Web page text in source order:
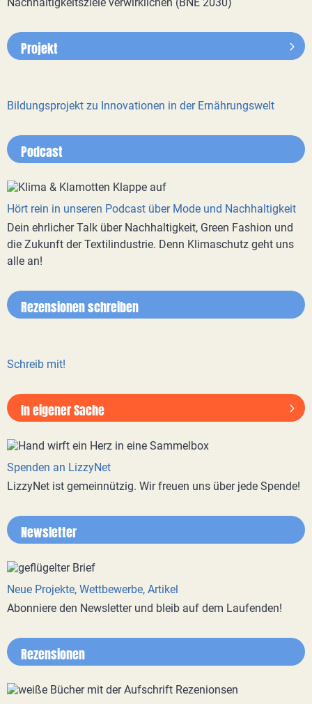
Projekt
Bildungsprojekt zu Innovationen in der Ernährungswelt
Podcast
Hört rein in unseren Podcast über Mode und Nachhaltigkeit
Dein ehrlicher Talk über Nachhaltigkeit, Green Fashion und
die Zukunft der Textilindustrie. Denn Klimaschutz geht uns
alle an!
Rezensionen schreiben
Schreib mit!
In eigener Sache
Spenden an LizzyNet
LizzyNet ist gemeinnützig. Wir freuen uns über jede Spende!
Newsletter
Neue Projekte, Wettbewerbe, Artikel
Abonniere den Newsletter und bleib auf dem Laufenden!
Rezensionen